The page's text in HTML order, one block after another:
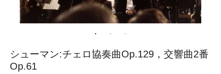
シューマン:チェロ協奏曲Op.129，交響曲2番
Op.61